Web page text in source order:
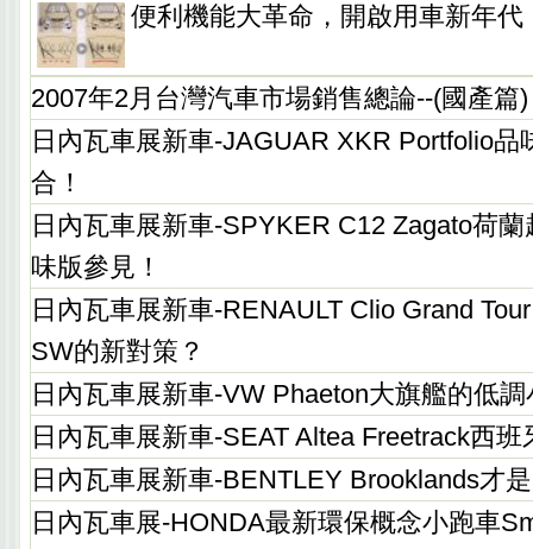
便利機能大革命，開啟用車新年代
2007年2月台灣汽車市場銷售總論--(國產篇)
日內瓦車展新車-JAGUAR XKR Portfolio品
合！
日內瓦車展新車-SPYKER C12 Zagato荷
味版參見！
日內瓦車展新車-RENAULT Clio Grand
SW的新對策？
日內瓦車展新車-VW Phaeton大旗艦的低
日內瓦車展新車-SEAT Altea Freetrack西
日內瓦車展新車-BENTLEY Brooklands才
日內瓦車展-HONDA最新環保概念小跑車